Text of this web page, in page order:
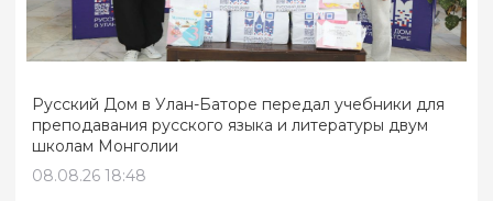
Русский Дом в Улан-Баторе передал учебники для
преподавания русского языка и литературы двум
школам Монголии
08.08.26 18:48